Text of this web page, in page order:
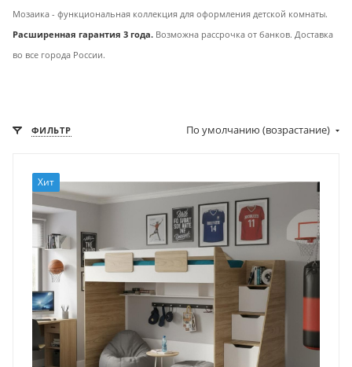
Мозаика - функциональная коллекция для оформления детской комнаты.
Расширенная гарантия 3 года. Возможна рассрочка от банков. Доставка
во все города России.
ФИЛЬТР По умолчанию (возрастание)
Хит